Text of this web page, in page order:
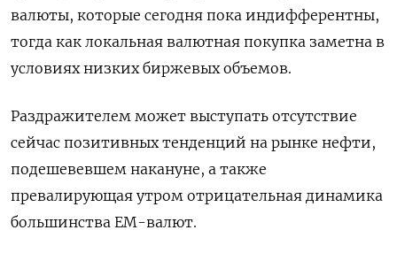
валюты, которые сегодня пока индифферентны,
тогда как локальная валютная покупка заметна в
условиях низких биржевых объемов.
Раздражителем может выступать отсутствие
сейчас позитивных тенденций на рынке нефти,
подешевевшем накануне, а также
превалирующая утром отрицательная динамика
большинства ЕМ-валют.